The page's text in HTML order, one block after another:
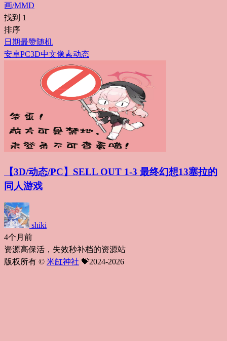
画/MMD
找到 1
排序
日期最赞随机
安卓PC3D中文像素动态
【3D/动态/PC】SELL OUT 1-3 最终幻想13塞拉的
同人游戏
shiki
4个月前
资源高保活，失效秒补档的资源站
版权所有 © 米缸神社 💝2024-2026